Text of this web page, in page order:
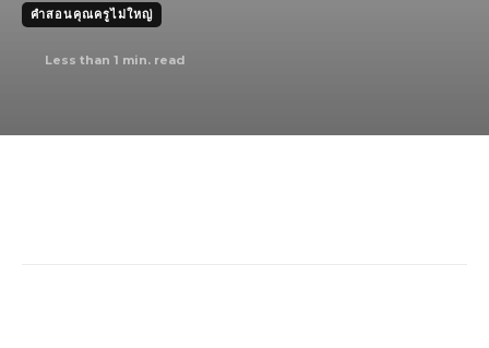
คำสอนคุณครูไม่ใหญ่
Less than 1 min. read